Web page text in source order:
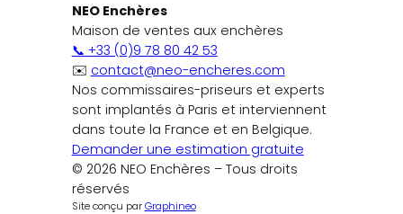
NEO Enchères
Maison de ventes aux enchères
📞 +33 (0)9 78 80 42 53
✉️ contact@neo-encheres.com
Nos commissaires-priseurs et experts
sont implantés à Paris et interviennent
dans toute la France et en Belgique.
Demander une estimation gratuite
© 2026 NEO Enchères – Tous droits
réservés
Site conçu parGraphineo